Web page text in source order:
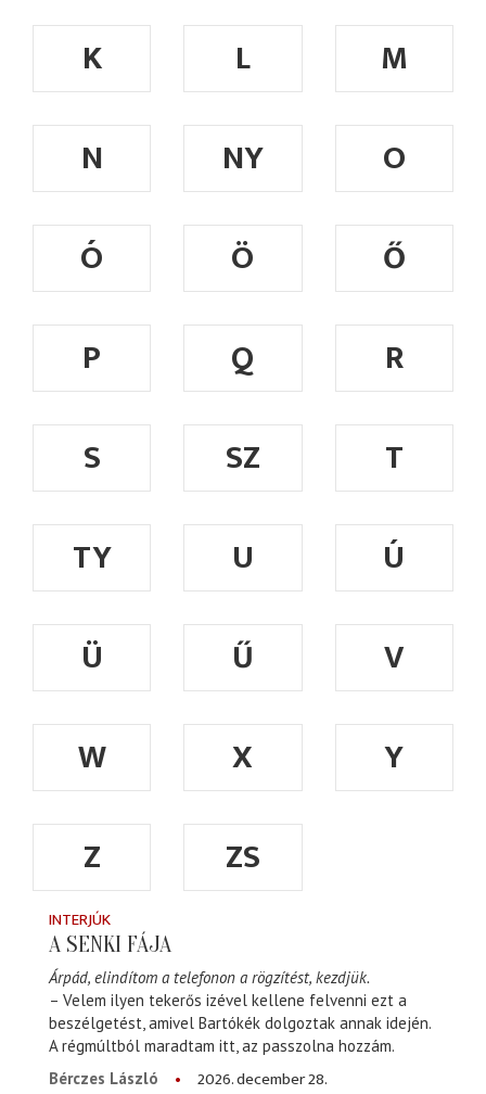
K L
M
N
NY
O
Ó
Ö
Ő
P
Q
R
S
SZ
T
TY
U
Ú
Ü
Ű
V
W
X
Y
Z
ZS
INTERJÚK
A SENKI FÁJA
Árpád, elindítom a telefonon a rögzítést, kezdjük.
– Velem ilyen tekerős izével kellene felvenni ezt a
beszélgetést, amivel Bartókék dolgoztak annak idején.
A régmúltból maradtam itt, az passzolna hozzám.
Bérczes László
2026. december 28.